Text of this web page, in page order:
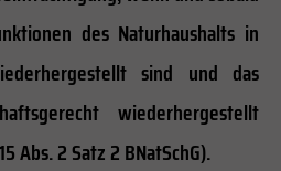
des Naturhaushalts in
sind und das
wiederhergestellt
Abs. 2 Satz 2 BNatSchG).